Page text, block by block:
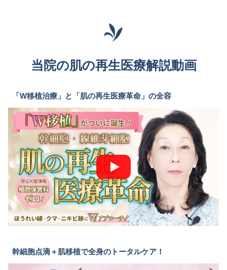
当院の肌の再生医療解説動画
「W移植治療」と「肌の再生医療革命」の全容
幹細胞点滴＋肌移植で全身のトータルケア！